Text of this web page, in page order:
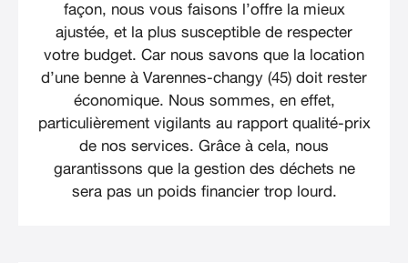
façon, nous vous faisons l’offre la mieux
ajustée, et la plus susceptible de respecter
votre budget. Car nous savons que la location
d’une benne à Varennes-changy (45) doit rester
économique. Nous sommes, en effet,
particulièrement vigilants au rapport qualité-prix
de nos services. Grâce à cela, nous
garantissons que la gestion des déchets ne
sera pas un poids financier trop lourd.